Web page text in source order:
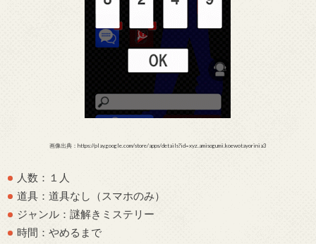
画像出典：https://play.google.com/store/apps/details?id=xyz.amisogumi.koewotayorinia3
人数：１人
道具：道具なし（スマホのみ）
ジャンル：謎解きミステリー
時間：やめるまで